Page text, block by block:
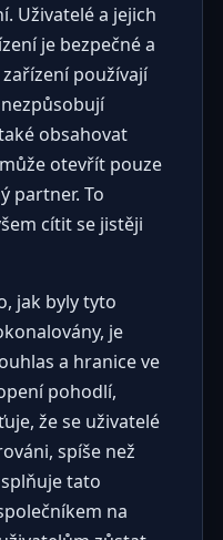
Uživatelé a jejich
je bezpečné a
používají
obsahovat
otevřít pouze
partner. To
cítit se jistěji
jak byly tyto
je
a hranice ve
pohodlí,
že se uživatelé
spíše než
tato
na